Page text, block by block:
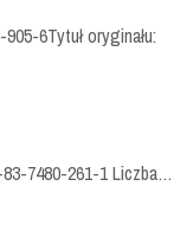
6Tytuł oryginału:
83-7480-261-1 Liczba…